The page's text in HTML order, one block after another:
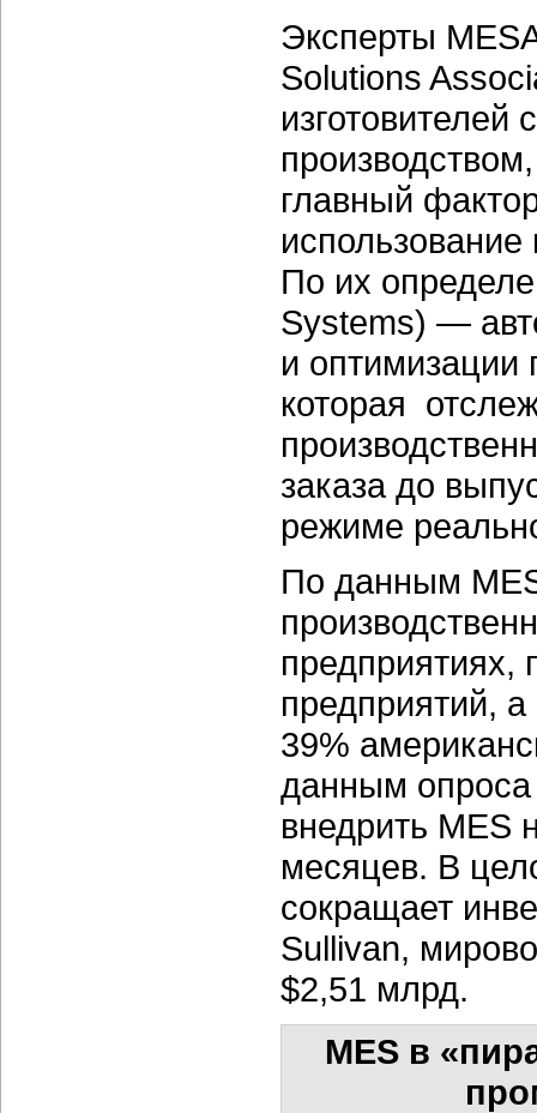
Эксперты
Solutions
изготовителей
главный
По их
Systems) —
и оптимизации
которая
заказа до
режиме
По данным
предприятиях,
предприятий,
39%
данным опроса
внедрить MES
месяцев. В
сокращает
Sullivan,
$2,51 млрд.
MES в